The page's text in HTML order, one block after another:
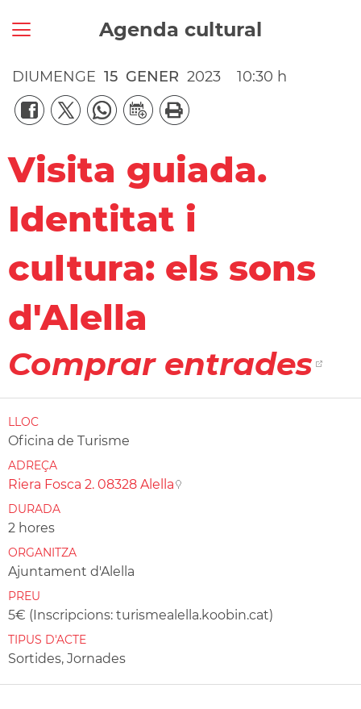
Agenda cultural
DIUMENGE 15 GENER 2023 10:30 h
Visita guiada.
Identitat i
cultura: els sons
d'Alella
Comprar entrades
LLOC
Oficina de Turisme
ADREÇA
Riera Fosca 2. 08328 Alella
DURADA
2 hores
ORGANITZA
Ajuntament d'Alella
PREU
5€ (Inscripcions: turismealella.koobin.cat)
TIPUS D'ACTE
Sortides, Jornades